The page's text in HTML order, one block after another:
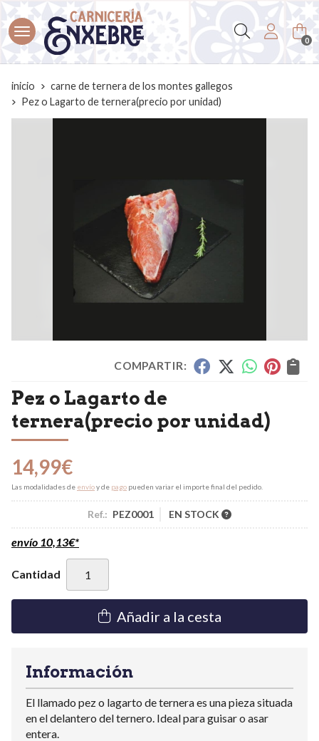
Buscar 0
inicio
carne de ternera de los montes gallegos
Pez o Lagarto de ternera(precio por unidad)
COMPARTIR:
Pez o Lagarto de
ternera(precio por unidad)
14,99€
Las modalidades de envíoy de pago pueden variar el importe final del pedido.
Ref.: PEZ0001 EN STOCK
envío 10,13€*
Cantidad
Añadir a la cesta
Información
El llamado pez o lagarto de ternera es una pieza situada
en el delantero del ternero. Ideal para guisar o asar
entera.